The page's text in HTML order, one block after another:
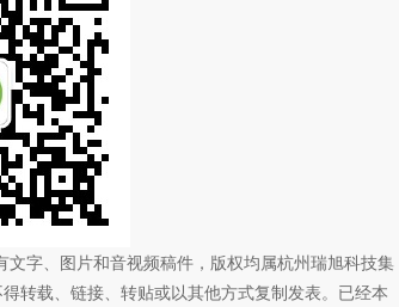
字、图片和音视频稿件，版权均属杭州瑞旭科技集
转载、链接、转贴或以其他方式复制发表。已经本